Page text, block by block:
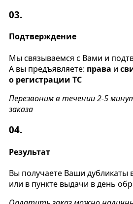
03.
Подтверждение
Мы связываемся с Вами и
А вы предъявляете: права и
о регистрации ТС
Перезвоним в течении 2-5
заказа
04.
Результат
Вы получаете Ваши дубликаты
или в пункте выдачи в день